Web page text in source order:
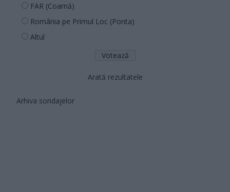
FAR (Coarnă)
România pe Primul Loc (Ponta)
Altul
Arată rezultatele
Arhiva sondajelor